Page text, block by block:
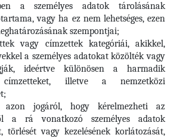
a személyes adatok tárolásának
vagy ha ez nem lehetséges, ezen
szempontjai;
vagy címzettek kategóriái, akikkel,
a személyes adatokat közölték vagy
ideértve különösen a harmadik
címzetteket, illetve a nemzetközi
jogáról, hogy kérelmezheti az
a rá vonatkozó személyes adatok
törlését vagy kezelésének korlátozását,